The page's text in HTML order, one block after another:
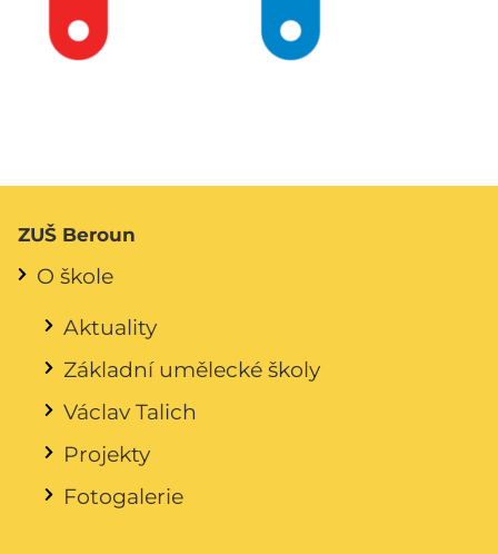
ZUŠ Beroun
O škole
Aktuality
Základní umělecké školy
Václav Talich
Projekty
Fotogalerie